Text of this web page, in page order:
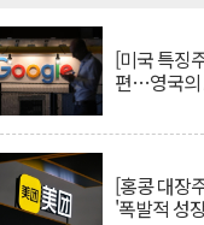
[미국 특징
편…영국의
[홍콩 대장
'폭발적 성